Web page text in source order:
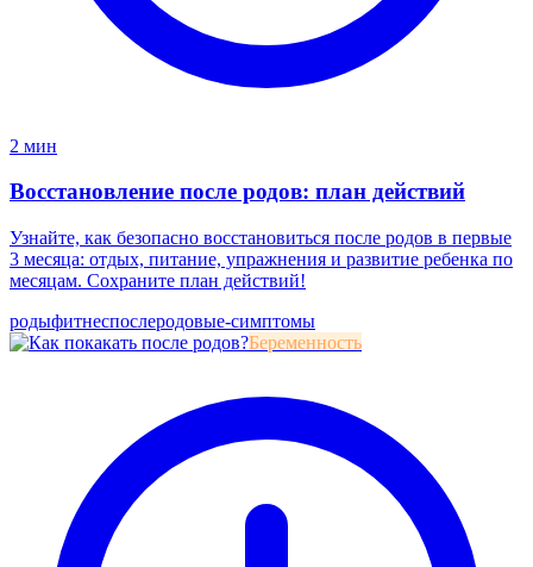
2 мин
Восстановление после родов: план действий
Узнайте, как безопасно восстановиться после родов в первые
3 месяца: отдых, питание, упражнения и развитие ребенка по
месяцам. Сохраните план действий!
родыфитнеспослеродовые-симптомы
Беременность